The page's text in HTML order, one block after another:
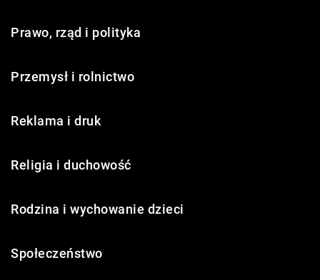
Prawo, rząd i polityka
Przemysł i rolnictwo
Reklama i druk
Religia i duchowość
Rodzina i wychowanie dzieci
Społeczeństwo